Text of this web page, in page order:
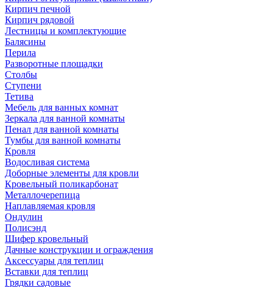
Кирпич печной
Кирпич рядовой
Лестницы и комплектующие
Балясины
Перила
Разворотные площадки
Столбы
Ступени
Тетива
Мебель для ванных комнат
Зеркала для ванной комнаты
Пенал для ванной комнаты
Тумбы для ванной комнаты
Кровля
Водосливая система
Доборные элементы для кровли
Кровельный поликарбонат
Металлочерепица
Наплавляемая кровля
Ондулин
Полисэнд
Шифер кровельный
Дачные конструкции и ограждения
Аксессуары для теплиц
Вставки для теплиц
Грядки садовые